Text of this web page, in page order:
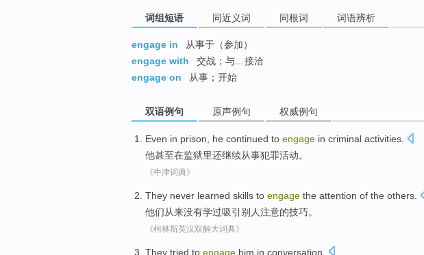
词组短语 同近义词 同根词 词语辨析
engage in
从事于（参加）
engage with
交战；与…接洽
engage on
从事；开始
双语例句 原声例句 权威例句
Even in prison he continued to engage in criminal activities
他甚至在监狱里还继续从事犯罪活动。
《牛津词典》
They never learned skills to engage the attention of the others
他们从来没有学过吸引 别人注意的技巧。
《柯林斯英汉双解大词典》
They tried to engage him in conversation